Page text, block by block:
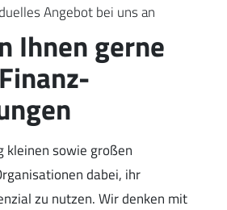
Angebot bei uns an
Ihnen gerne
kleinen sowie großen
dabei, ihr
zu nutzen. Wir denken mit